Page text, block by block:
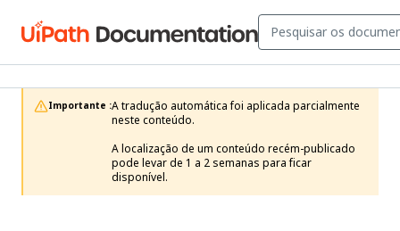
Importante :A tradução automática foi aplicada parcialmente
neste conteúdo.
A localização de um conteúdo recém-publicado
pode levar de 1 a 2 semanas para ficar
disponível.